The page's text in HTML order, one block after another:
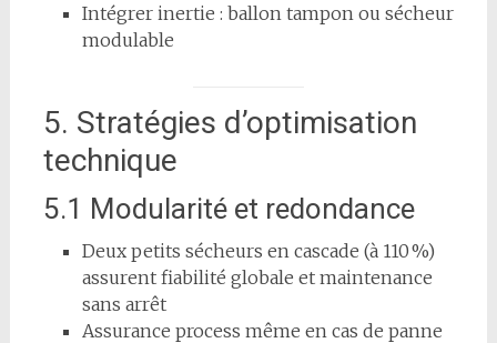
Intégrer inertie : ballon tampon ou sécheur
modulable
5. Stratégies d’optimisation
technique
5.1 Modularité et redondance
Deux petits sécheurs en cascade (à 110 %)
assurent fiabilité globale et maintenance
sans arrêt
Assurance process même en cas de panne